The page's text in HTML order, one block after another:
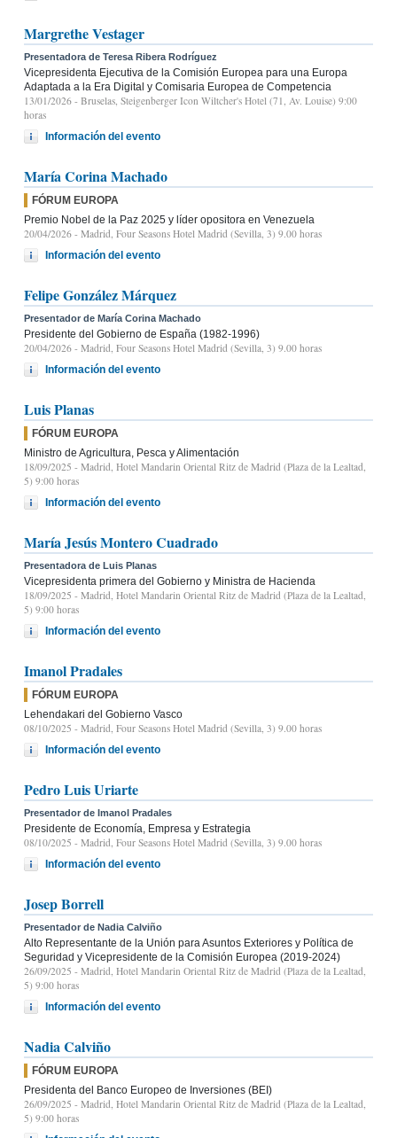
Margrethe Vestager
Presentadora de Teresa Ribera Rodríguez
Vicepresidenta Ejecutiva de la Comisión Europea para una Europa
Adaptada a la Era Digital y Comisaria Europea de Competencia
13/01/2026 - Bruselas, Steigenberger Icon Wiltcher's Hotel (71, Av. Louise) 9:00
horas
Información del evento
María Corina Machado
FÓRUM EUROPA
Premio Nobel de la Paz 2025 y líder opositora en Venezuela
20/04/2026 - Madrid, Four Seasons Hotel Madrid (Sevilla, 3) 9.00 horas
Información del evento
Felipe González Márquez
Presentador de María Corina Machado
Presidente del Gobierno de España (1982-1996)
20/04/2026 - Madrid, Four Seasons Hotel Madrid (Sevilla, 3) 9.00 horas
Información del evento
Luis Planas
FÓRUM EUROPA
Ministro de Agricultura, Pesca y Alimentación
18/09/2025 - Madrid, Hotel Mandarin Oriental Ritz de Madrid (Plaza de la Lealtad,
5) 9:00 horas
Información del evento
María Jesús Montero Cuadrado
Presentadora de Luis Planas
Vicepresidenta primera del Gobierno y Ministra de Hacienda
18/09/2025 - Madrid, Hotel Mandarin Oriental Ritz de Madrid (Plaza de la Lealtad,
5) 9:00 horas
Información del evento
Imanol Pradales
FÓRUM EUROPA
Lehendakari del Gobierno Vasco
08/10/2025 - Madrid, Four Seasons Hotel Madrid (Sevilla, 3) 9.00 horas
Información del evento
Pedro Luis Uriarte
Presentador de Imanol Pradales
Presidente de Economía, Empresa y Estrategia
08/10/2025 - Madrid, Four Seasons Hotel Madrid (Sevilla, 3) 9.00 horas
Información del evento
Josep Borrell
Presentador de Nadia Calviño
Alto Representante de la Unión para Asuntos Exteriores y Política de
Seguridad y Vicepresidente de la Comisión Europea (2019-2024)
26/09/2025 - Madrid, Hotel Mandarin Oriental Ritz de Madrid (Plaza de la Lealtad,
5) 9:00 horas
Información del evento
Nadia Calviño
FÓRUM EUROPA
Presidenta del Banco Europeo de Inversiones (BEI)
26/09/2025 - Madrid, Hotel Mandarin Oriental Ritz de Madrid (Plaza de la Lealtad,
5) 9:00 horas